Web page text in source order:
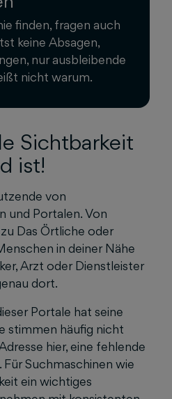
finden, fragen auch
keine Absagen,
nur ausbleibende
nicht warum.
Sichtbarkeit
ist!
von
und Portalen. Von
Das Örtliche oder
in deiner Nähe
Arzt oder Dienstleister
dort.
Portale hat seine
stimmen häufig nicht
hier, eine fehlende
Suchmaschinen wie
ein wichtiges